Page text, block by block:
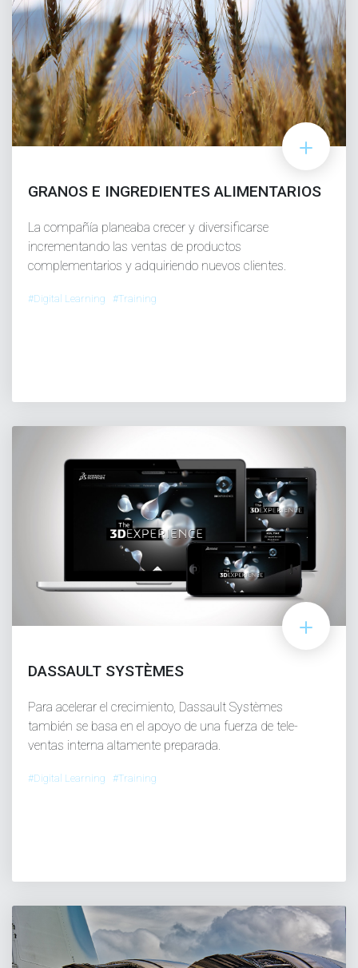
GRANOS E INGREDIENTES ALIMENTARIOS
La compañía planeaba crecer y diversificarse
incrementando las ventas de productos
complementarios y adquiriendo nuevos clientes.
#Digital Learning #Training
DASSAULT SYSTÈMES
Para acelerar el crecimiento, Dassault Systèmes
también se basa en el apoyo de una fuerza de tele-
ventas interna altamente preparada.
#Digital Learning #Training